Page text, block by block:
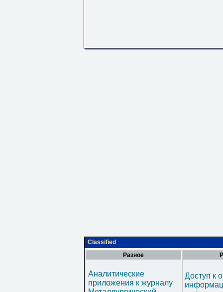
Classified
Разное
Аналитические
приложения к журналу
Доступ к